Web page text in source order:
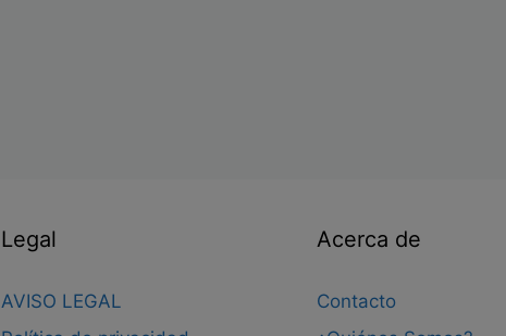
Legal
AVISO LEGAL
Acerca de
Contacto